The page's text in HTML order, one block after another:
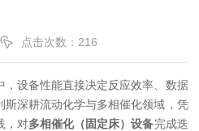
点击次数：216
设备性能直接决定反应效率、数据
深耕流动化学与多相催化领域，凭
，对多相催化（固定床）设备完成迭